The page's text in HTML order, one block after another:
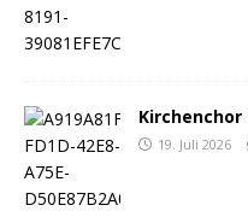
19. Juli 2026